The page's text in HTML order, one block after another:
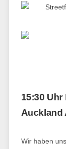
15:30
Auckland
Wir haben